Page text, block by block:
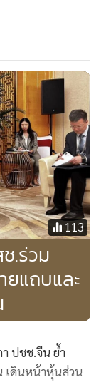
ลัทธิหลายขั้ว
น
อหนึ่งแถบหนึ่ง
ะตูสำคัญในการ
113
.ร่วม
ยแถบและ
ปชช.จีน ย้ำ
ดินหน้าหุ้นส่วน